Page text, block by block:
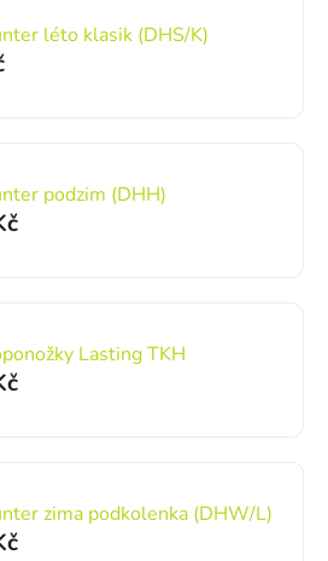
léto klasik (DHS/K)
podzim (DHH)
Lasting TKH
zima podkolenka (DHW/L)